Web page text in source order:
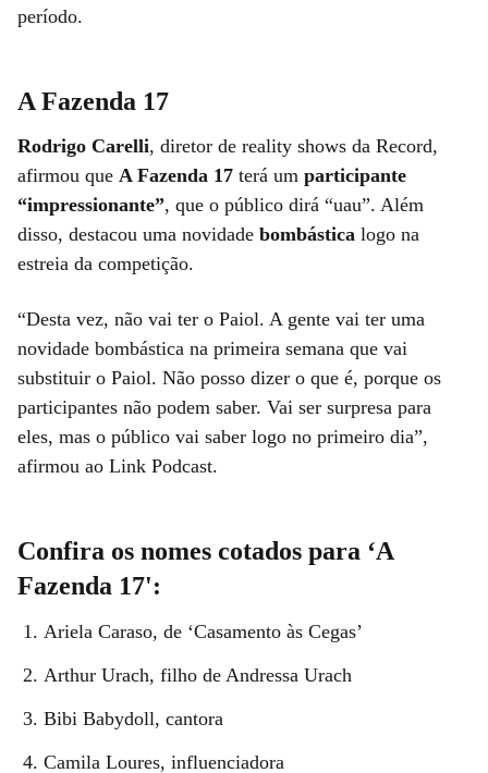
período.
A Fazenda 17
Rodrigo Carelli, diretor de reality shows da Record,
afirmou que A Fazenda 17 terá um participante
“impressionante”, que o público dirá “uau”. Além
disso, destacou uma novidade bombástica logo na
estreia da competição.
“Desta vez, não vai ter o Paiol. A gente vai ter uma
novidade bombástica na primeira semana que vai
substituir o Paiol. Não posso dizer o que é, porque os
participantes não podem saber. Vai ser surpresa para
eles, mas o público vai saber logo no primeiro dia”,
afirmou ao Link Podcast.
Confira os nomes cotados para ‘A
Fazenda 17':
Ariela Caraso, de ‘Casamento às Cegas’
Arthur Urach, filho de Andressa Urach
Bibi Babydoll, cantora
Camila Loures, influenciadora